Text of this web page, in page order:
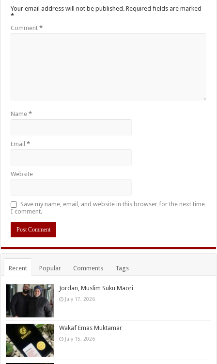
Your email address will not be published. Required fields are marked
*
Comment*
Name*
Email*
Website
Save my name, email, and website in this browser for the next time
I comment.
Recent Popular Comments Tags
Jordan, Muslim Suku Maori
July 17, 2026
Wakaf Emas Muktamar
July 15, 2026